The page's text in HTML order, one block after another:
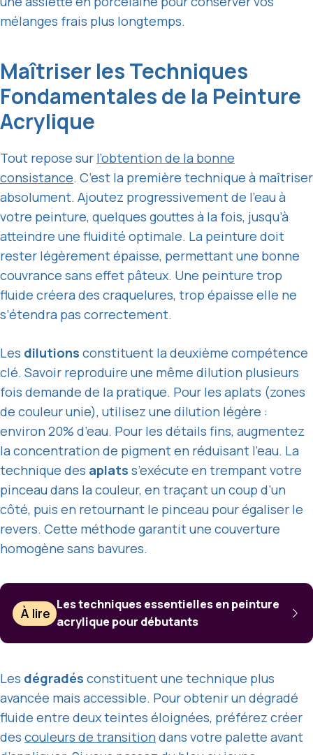
mélanges frais plus longtemps.
Maîtriser les Techniques
Fondamentales de la Peinture
Acrylique
Tout repose sur l’obtention de la bonne
consistance. C’est la première technique à maîtriser
absolument. Ajoutez progressivement de l’eau à
votre peinture, quelques gouttes à la fois, jusqu’à
atteindre une fluidité optimale. La peinture doit
rester légèrement épaisse, permettant une bonne
couvrance sans effet pâteux. Une peinture trop
fluide créera des craquelures, trop épaisse elle ne
s’étendra pas correctement.
Les dilutions constituent la deuxième compétence
clé. Savoir reproduire une même dilution plusieurs
fois demande de la pratique. Pour les aplats (zones
de couleur unie), utilisez une dilution légère :
environ 20% d’eau. Pour les détails fins, augmentez
la concentration de pigment en réduisant l’eau. La
technique des aplats s’exécute en trempant votre
pinceau dans la couleur, en traçant un coup d’un
côté, puis en retournant le pinceau pour égaliser le
revers. Cette méthode garantit une couverture
homogène sans bavures.
À lire
Les techniques essentielles en peinture
acrylique pour débutants
Les dégradés constituent une technique plus
avancée mais accessible. Pour obtenir un dégradé
fluide entre deux teintes éloignées, préférez créer
des couleurs de transitiondans votre palette avant